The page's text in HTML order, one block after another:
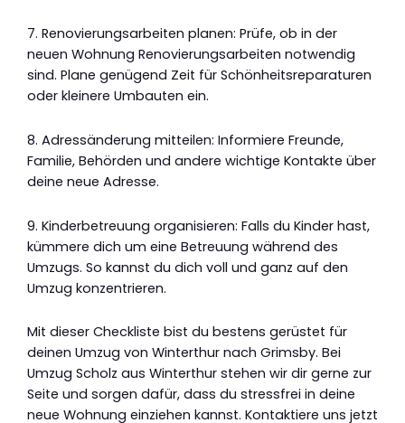
7. Renovierungsarbeiten planen: Prüfe, ob in der
neuen Wohnung Renovierungsarbeiten notwendig
sind. Plane genügend Zeit für Schönheitsreparaturen
oder kleinere Umbauten ein.
8. Adressänderung mitteilen: Informiere Freunde,
Familie, Behörden und andere wichtige Kontakte über
deine neue Adresse.
9. Kinderbetreuung organisieren: Falls du Kinder hast,
kümmere dich um eine Betreuung während des
Umzugs. So kannst du dich voll und ganz auf den
Umzug konzentrieren.
Mit dieser Checkliste bist du bestens gerüstet für
deinen Umzug von Winterthur nach Grimsby. Bei
Umzug Scholz aus Winterthur stehen wir dir gerne zur
Seite und sorgen dafür, dass du stressfrei in deine
neue Wohnung einziehen kannst. Kontaktiere uns jetzt